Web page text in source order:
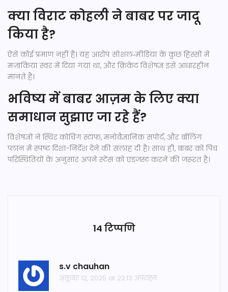
क्या विराट कोहली ने बाबर पर जादू
किया है?
ऐसे कोई प्रमाण नहीं है। यह आरोप सोशल‑मीडिया के कुछ हिस्सों में
मज़ाकिया स्वर में दिया गया था, और क्रिकेट विशेषज्ञ इसे आधारहीन
मानते हैं।
भविष्य में बाबर आज़म के लिए क्या
समाधान सुझाए जा रहे हैं?
विशेषज्ञों ने स्थिर कोचिंग स्टाफ, मनोवैज्ञानिक सपोर्ट, और बॉलिंग
प्लान में स्पष्ट दिशा-निर्देश देने की सलाह दी है। साथ ही, बाबर को पिच
परिस्थितियों के अनुसार अपने स्टेंस को एडजस्ट करने की जरूरत है।
14 टिप्पणि
s.v chauhan
अक्तूबर 12, 2025 at 22:13 अपराह्न